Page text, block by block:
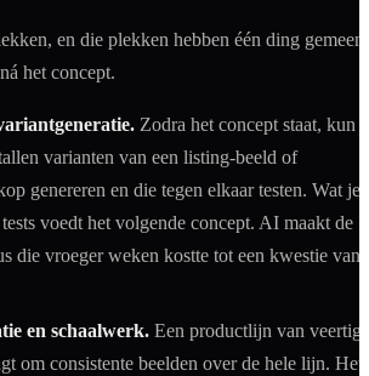
en die plekken hebben één ding gemeen:
het concept.
Zodra het concept staat, kun
varianten van een listing-beeld of
genereren en die tegen elkaar testen. Wat je
voedt het volgende concept. AI maakt de
die vroeger weken kostte tot een kwestie van
en schaalwerk. Een productlijn van veertig
om consistente beelden over de hele lijn. Het